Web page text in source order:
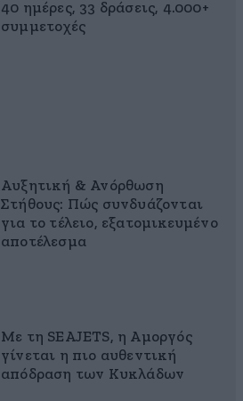
40 ημέρες, 33 δράσεις, 4.000+
συμμετοχές
Αυξητική & Ανόρθωση
Στήθους: Πώς συνδυάζονται
για το τέλειο, εξατομικευμένο
αποτέλεσμα
Με τη SEAJETS, η Αμοργός
γίνεται η πιο αυθεντική
απόδραση των Κυκλάδων